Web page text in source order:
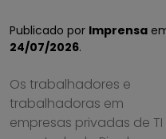
Publicado por Imprensa
24/07/2026.
Os trabalhadores e
trabalhadoras em
empresas privadas de TI